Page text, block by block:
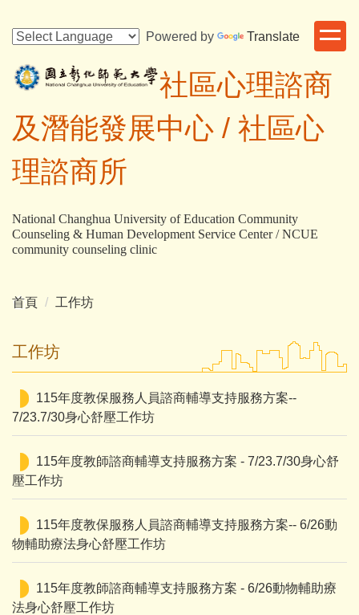
到
要
內
區
Powered by Translate
社區心理諮商
及潛能發展中心 / 社區心
理諮商所
National Changhua University of Education Community
Counseling & Human Development Service Center / NCUE
community counseling clinic
首頁 工作坊
工作坊
115年度教保服務人員諮商輔導支持服務方案--
7/23.7/30身心舒壓工作坊
115年度教師諮商輔導支持服務方案 - 7/23.7/30身心舒
壓工作坊
115年度教保服務人員諮商輔導支持服務方案-- 6/26動
物輔助療法身心舒壓工作坊
115年度教師諮商輔導支持服務方案 - 6/26動物輔助療
法身心舒壓工作坊